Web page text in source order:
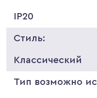
IP20
Стиль:
Классический
Тип возможно